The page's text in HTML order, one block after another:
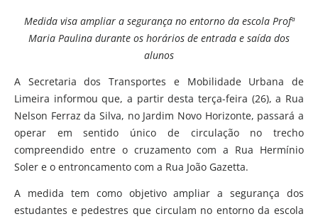
Medida visa ampliar a segurança no entorno da escola Profª
Maria Paulina durante os horários de entrada e saída dos
alunos
A Secretaria dos Transportes e Mobilidade Urbana de
Limeira informou que, a partir desta terça-feira (26), a Rua
Nelson Ferraz da Silva, no Jardim Novo Horizonte, passará a
operar em sentido único de circulação no trecho
compreendido entre o cruzamento com a Rua Hermínio
Soler e o entroncamento com a Rua João Gazetta.
A medida tem como objetivo ampliar a segurança dos
estudantes e pedestres que circulam no entorno da escola